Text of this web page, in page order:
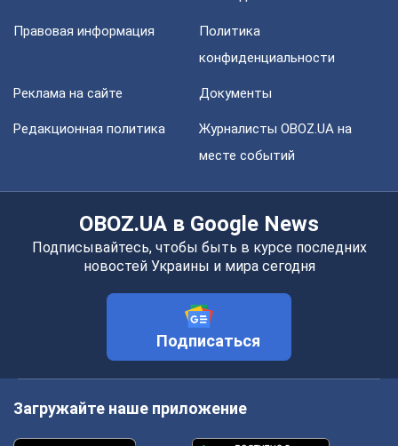
Правовая информация
Политика
конфиденциальности
Реклама на сайте Документы
Редакционная политика
Журналисты OBOZ.UA на
месте событий
OBOZ.UA в Google News
Подписывайтесь, чтобы быть в курсе последних
новостей Украины и мира сегодня
Подписаться
Загружайте наше приложение